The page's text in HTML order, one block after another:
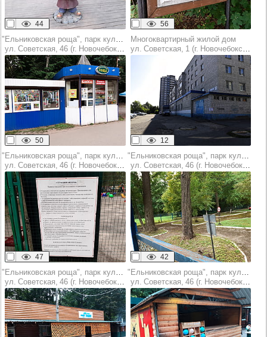
44 56
ул. Советская, 46 (г. Новочебоксарск)
50
Многоквартирный жилой дом
ул. Советская, 1 (г. Новочебоксарск)
12
ул. Советская, 46 (г. Новочебоксарск)
47
ул. Советская, 46 (г. Новочебоксарск)
42
ул. Советская, 46 (г. Новочебоксарск)
ул. Советская, 46 (г. Новочебоксарск)